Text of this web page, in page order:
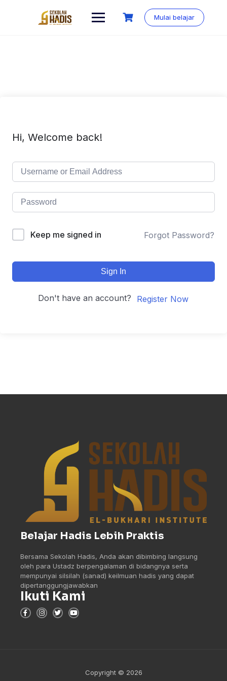
Mulai belajar
Hi, Welcome back!
Keep me signed in Forgot Password?
Sign In
Don't have an account? Register Now
Belajar Hadis Lebih Praktis
Bersama Sekolah Hadis, Anda akan dibimbing langsung
oleh para Ustadz berpengalaman di bidangnya serta
mempunyai silsilah (sanad) keilmuan hadis yang dapat
dipertanggungjawabkan
Ikuti Kami
Copyright © 2026